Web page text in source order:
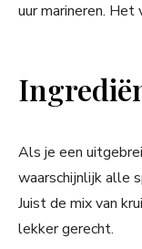
uur marineren. Het
Als je een
waarschijnlijk alle
Juist de mix van
lekker gerecht.